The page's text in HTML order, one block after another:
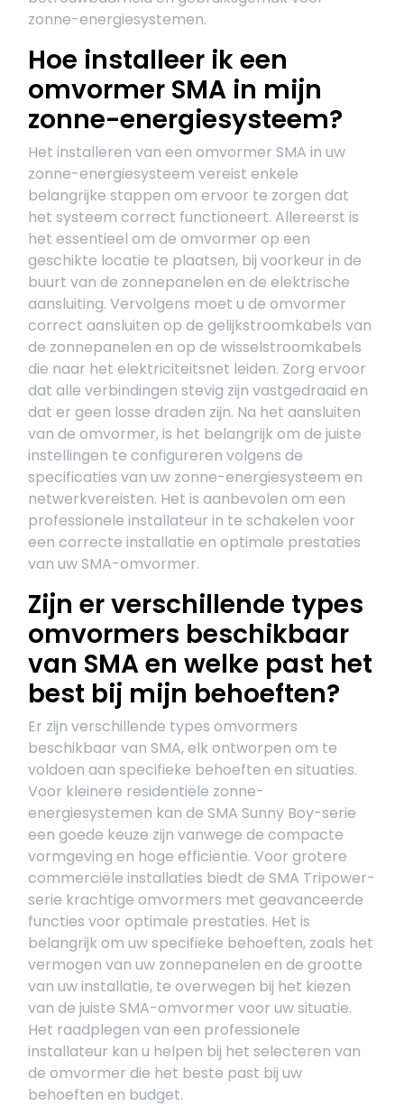
zonne-energiesystemen.
Hoe installeer ik een
omvormer SMA in mijn
zonne-energiesysteem?
Het installeren van een omvormer SMA in uw
zonne-energiesysteem vereist enkele
belangrijke stappen om ervoor te zorgen dat
het systeem correct functioneert. Allereerst is
het essentieel om de omvormer op een
geschikte locatie te plaatsen, bij voorkeur in de
buurt van de zonnepanelen en de elektrische
aansluiting. Vervolgens moet u de omvormer
correct aansluiten op de gelijkstroomkabels van
de zonnepanelen en op de wisselstroomkabels
die naar het elektriciteitsnet leiden. Zorg ervoor
dat alle verbindingen stevig zijn vastgedraaid en
dat er geen losse draden zijn. Na het aansluiten
van de omvormer, is het belangrijk om de juiste
instellingen te configureren volgens de
specificaties van uw zonne-energiesysteem en
netwerkvereisten. Het is aanbevolen om een
professionele installateur in te schakelen voor
een correcte installatie en optimale prestaties
van uw SMA-omvormer.
Zijn er verschillende types
omvormers beschikbaar
van SMA en welke past het
best bij mijn behoeften?
Er zijn verschillende types omvormers
beschikbaar van SMA, elk ontworpen om te
voldoen aan specifieke behoeften en situaties.
Voor kleinere residentiële zonne-
energiesystemen kan de SMA Sunny Boy-serie
een goede keuze zijn vanwege de compacte
vormgeving en hoge efficiëntie. Voor grotere
commerciële installaties biedt de SMA Tripower-
serie krachtige omvormers met geavanceerde
functies voor optimale prestaties. Het is
belangrijk om uw specifieke behoeften, zoals het
vermogen van uw zonnepanelen en de grootte
van uw installatie, te overwegen bij het kiezen
van de juiste SMA-omvormer voor uw situatie.
Het raadplegen van een professionele
installateur kan u helpen bij het selecteren van
de omvormer die het beste past bij uw
behoeften en budget.